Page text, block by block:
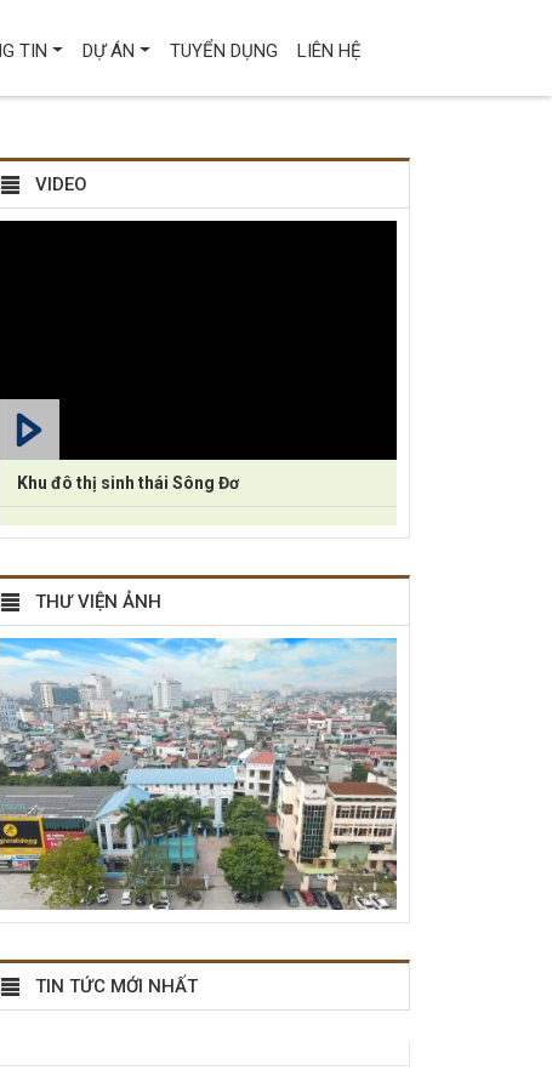
TIN DỰ ÁN TUYỂN DỤNG LIÊN HỆ
VIDEO
Khu đô thị sinh thái Sông Đơ
THƯ VIỆN ẢNH
TIN TỨC MỚI NHẤT